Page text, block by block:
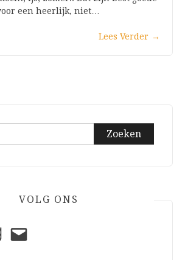
een heerlijk, niet…
Lees Verder →
VOLG ONS
E-
mail